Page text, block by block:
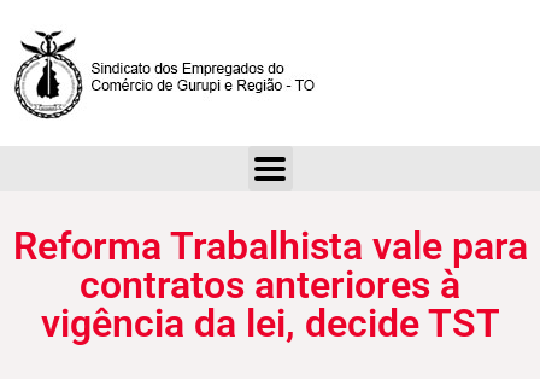
Reforma Trabalhista vale para
contratos anteriores à
vigência da lei, decide TST